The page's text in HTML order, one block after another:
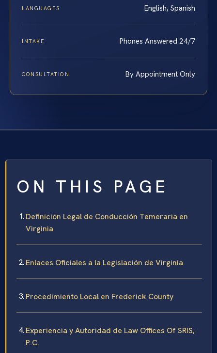
LANGUAGES English, Spanish
INTAKE Phones Answered 24/7
CONSULTATION By Appointment Only
ON THIS PAGE
Definición Legal de Conducción Temeraria en
Virginia
Enlaces Oficiales a la Legislación de Virginia
Procedimiento Local en Frederick County
Experiencia y Autoridad de Law Offices Of SRIS,
P.C.